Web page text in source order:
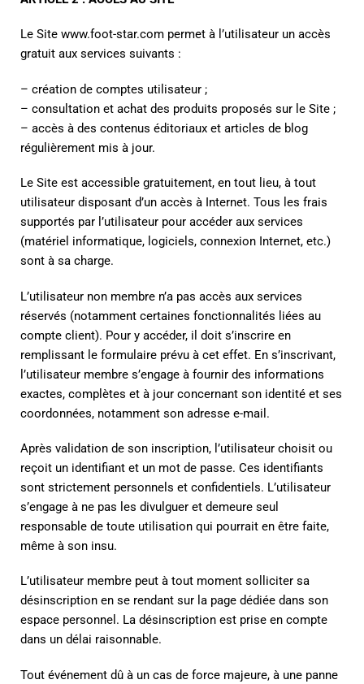
Le Site www.foot-star.com permet à l’utilisateur un accès
gratuit aux services suivants :
– création de comptes utilisateur ;
– consultation et achat des produits proposés sur le Site ;
– accès à des contenus éditoriaux et articles de blog
régulièrement mis à jour.
Le Site est accessible gratuitement, en tout lieu, à tout
utilisateur disposant d’un accès à Internet. Tous les frais
supportés par l’utilisateur pour accéder aux services
(matériel informatique, logiciels, connexion Internet, etc.)
sont à sa charge.
L’utilisateur non membre n’a pas accès aux services
réservés (notamment certaines fonctionnalités liées au
compte client). Pour y accéder, il doit s’inscrire en
remplissant le formulaire prévu à cet effet. En s’inscrivant,
l’utilisateur membre s’engage à fournir des informations
exactes, complètes et à jour concernant son identité et ses
coordonnées, notamment son adresse e-mail.
Après validation de son inscription, l’utilisateur choisit ou
reçoit un identifiant et un mot de passe. Ces identifiants
sont strictement personnels et confidentiels. L’utilisateur
s’engage à ne pas les divulguer et demeure seul
responsable de toute utilisation qui pourrait en être faite,
même à son insu.
L’utilisateur membre peut à tout moment solliciter sa
désinscription en se rendant sur la page dédiée dans son
espace personnel. La désinscription est prise en compte
dans un délai raisonnable.
Tout événement dû à un cas de force majeure, à une panne